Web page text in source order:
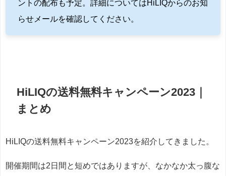
ントの配布も予定。詳細についてはHiLIQからのお知
らせメールを確認してください。
HiLIQの送料無料キャンペーン2023｜
まとめ
HiLIQの送料無料キャンペーン2023を紹介してきました。
開催期間は2日間と短めではありますが、なかなか太っ腹な